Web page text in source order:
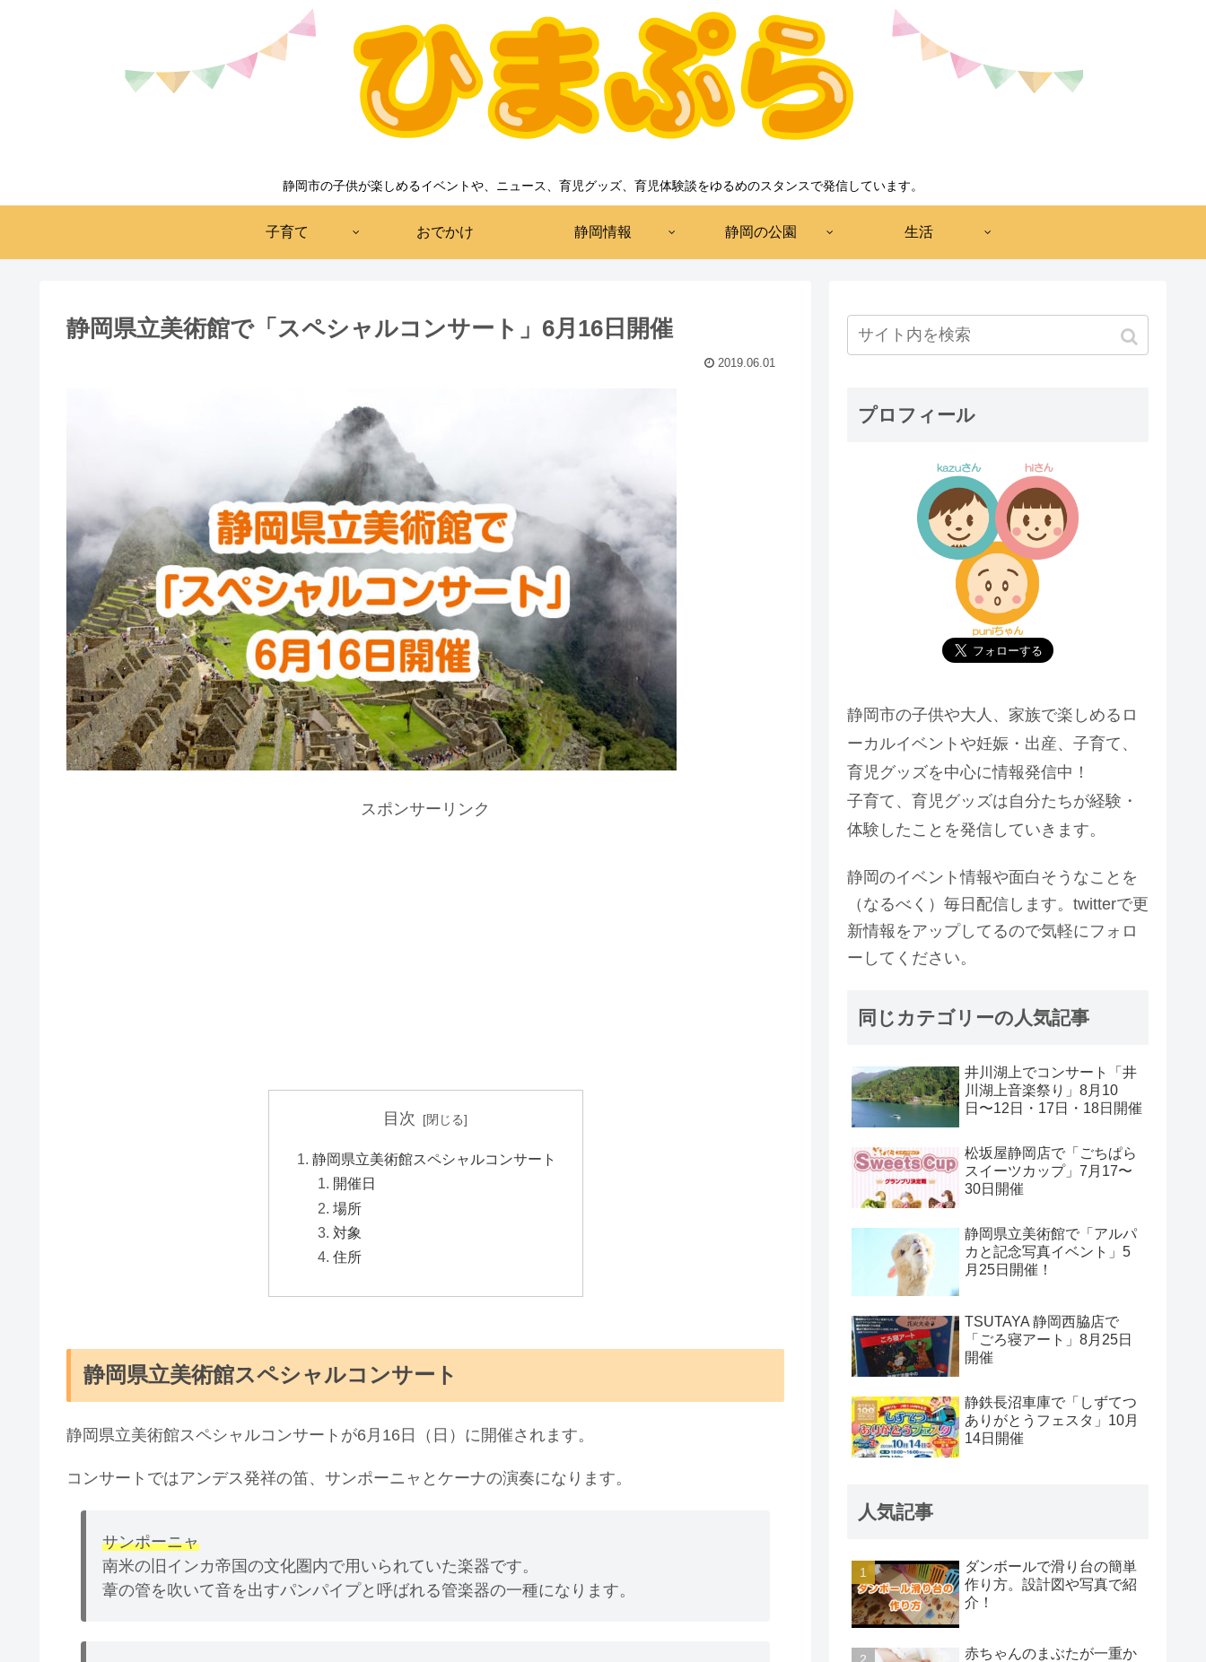
静岡市の子供が楽しめるイベントや、ニュース、育児グッズ、育児体験談をゆるめのスタンスで発信しています。
子育て おでかけ 静岡情報 静岡の公園 生活
静岡県立美術館で「スペシャルコンサート」6月16日開催
2019.06.01
スポンサーリンク
目次
静岡県立美術館スペシャルコンサート
開催日
場所
対象
住所
静岡県立美術館スペシャルコンサート
静岡県立美術館スペシャルコンサートが6月16日（日）に開催されます。
コンサートではアンデス発祥の笛、サンポーニャとケーナの演奏になります。
サンポーニャ
南米の旧インカ帝国の文化圏内で用いられていた楽器です。
葦の管を吹いて音を出すパンパイプと呼ばれる管楽器の一種になります。
プロフィール
静岡市の子供や大人、家族で楽しめるロ
ーカルイベントや妊娠・出産、子育て、
育児グッズを中心に情報発信中！
子育て、育児グッズは自分たちが経験・
体験したことを発信していきます。
静岡のイベント情報や面白そうなことを
（なるべく）毎日配信します。twitterで更
新情報をアップしてるので気軽にフォロ
ーしてください。
同じカテゴリーの人気記事
井川湖上でコンサート「井
川湖上音楽祭り」8月10
日〜12日・17日・18日開催
松坂屋静岡店で「ごちぱら
スイーツカップ」7月17〜
30日開催
静岡県立美術館で「アルパ
カと記念写真イベント」5
月25日開催！
TSUTAYA 静岡西脇店で
「ごろ寝アート」8月25日
開催
静鉄長沼車庫で「しずてつ
ありがとうフェスタ」10月
14日開催
人気記事
ダンボールで滑り台の簡単
作り方。設計図や写真で紹
介！
赤ちゃんのまぶたが一重か